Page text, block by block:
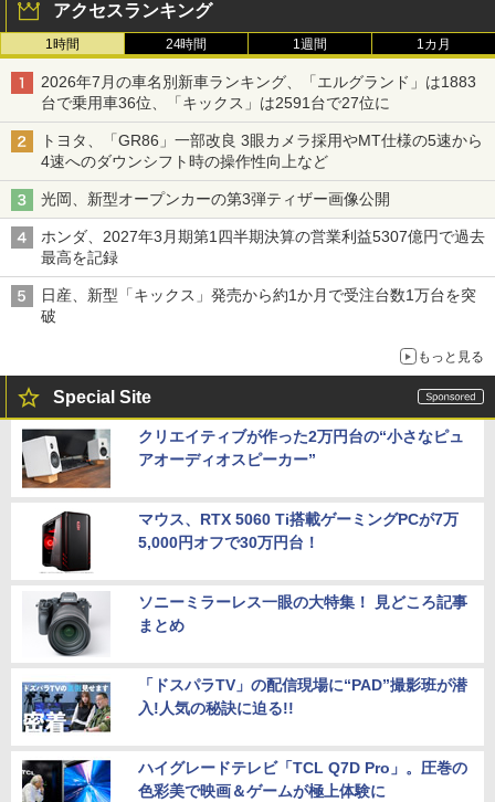
アクセスランキング
1時間 24時間 1週間 1カ月
2026年7月の車名別新車ランキング、「エルグランド」は1883
台で乗用車36位、「キックス」は2591台で27位に
トヨタ、「GR86」一部改良 3眼カメラ採用やMT仕様の5速から
4速へのダウンシフト時の操作性向上など
光岡、新型オープンカーの第3弾ティザー画像公開
ホンダ、2027年3月期第1四半期決算の営業利益5307億円で過去
最高を記録
日産、新型「キックス」発売から約1か月で受注台数1万台を突
破
もっと見る
Special Site
クリエイティブが作った2万円台の“小さなピュ
アオーディオスピーカー”
マウス、RTX 5060 Ti搭載ゲーミングPCが7万
5,000円オフで30万円台！
ソニーミラーレス一眼の大特集！ 見どころ記事
まとめ
「ドスパラTV」の配信現場に“PAD”撮影班が潜
入!人気の秘訣に迫る!!
ハイグレードテレビ「TCL Q7D Pro」。圧巻の
色彩美で映画＆ゲームが極上体験に